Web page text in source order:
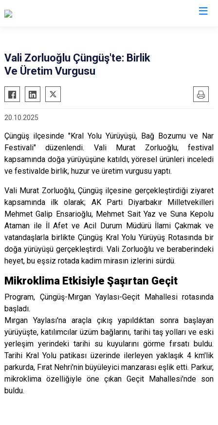
Vali Zorluoğlu Çüngüş'te: Birlik
Ve Üretim Vurgusu
20.10.2025
Çüngüş ilçesinde "Kral Yolu Yürüyüşü, Bağ Bozumu ve Nar
Festivali" düzenlendi. Vali Murat Zorluoğlu, festival
kapsamında doğa yürüyüşüne katıldı, yöresel ürünleri inceledi
ve festivalde birlik, huzur ve üretim vurgusu yaptı.
Vali Murat Zorluoğlu, Çüngüş ilçesine gerçekleştirdiği ziyaret
kapsamında ilk olarak; AK Parti Diyarbakır Milletvekilleri
Mehmet Galip Ensarioğlu, Mehmet Sait Yaz ve Suna Kepolu
Ataman ile İl Afet ve Acil Durum Müdürü İlami Çakmak ve
vatandaşlarla birlikte Çüngüş Kral Yolu Yürüyüş Rotasında bir
doğa yürüyüşü gerçekleştirdi. Vali Zorluoğlu ve beraberindeki
heyet, bu eşsiz rotada kadim mirasın izlerini sürdü.
Mikroklima Etkisiyle Şaşırtan Geçit
Program, Çüngüş-Mırgan Yaylası-Geçit Mahallesi rotasında
başladı.
Mırgan Yaylası'na araçla çıkış yapıldıktan sonra başlayan
yürüyüşte, katılımcılar üzüm bağlarını, tarihi taş yolları ve eski
yerleşim yerindeki tarihi su kuyularını görme fırsatı buldu.
Tarihi Kral Yolu patikası üzerinde ilerleyen yaklaşık 4 km'lik
parkurda, Fırat Nehri'nin büyüleyici manzarası eşlik etti. Parkur,
mikroklima özelliğiyle öne çıkan Geçit Mahallesi'nde son
buldu.